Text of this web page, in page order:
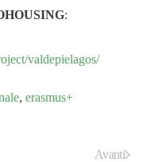
:
valdepielagos/
, erasmus+
Avanti